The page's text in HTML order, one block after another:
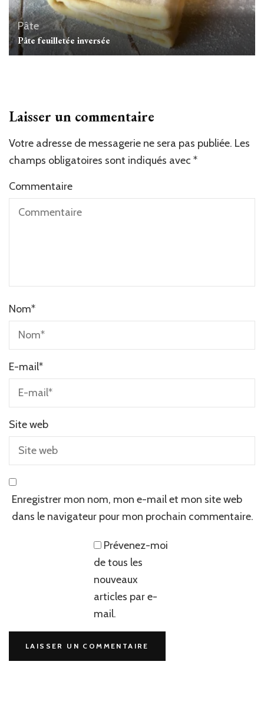
Pâte
Pâte feuilletée inversée
Laisser un commentaire
Votre adresse de messagerie ne sera pas publiée. Les
champs obligatoires sont indiqués avec *
Commentaire
Nom*
E-mail*
Site web
Enregistrer mon nom, mon e-mail et mon site web
dans le navigateur pour mon prochain commentaire.
Prévenez-moi
de tous les
nouveaux
articles par e-
mail.